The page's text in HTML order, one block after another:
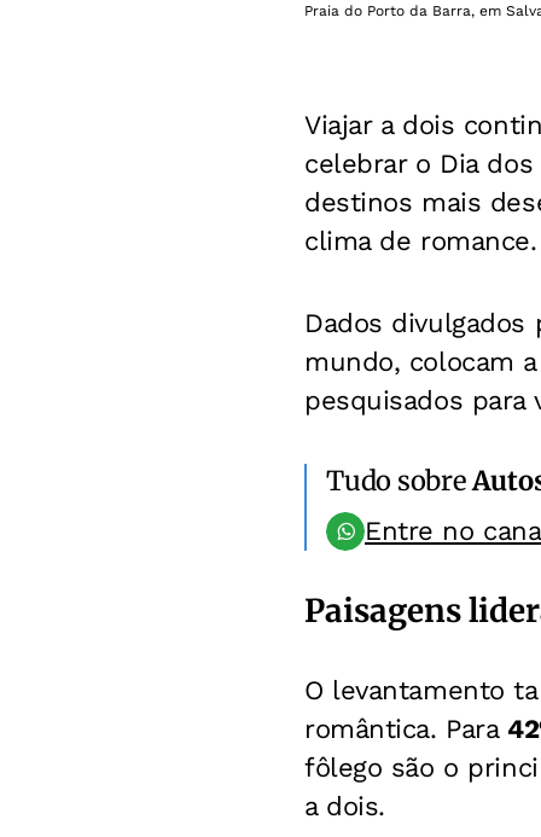
Praia do Porto da Barra, em
Viajar a dois
celebrar o Dia
destinos mais
clima de romance.
Dados divulgados
mundo, colocam
pesquisados
Tudo sobre
Entre no
Paisagens
O levantamento
romântica. Para
fôlego são o
a dois.